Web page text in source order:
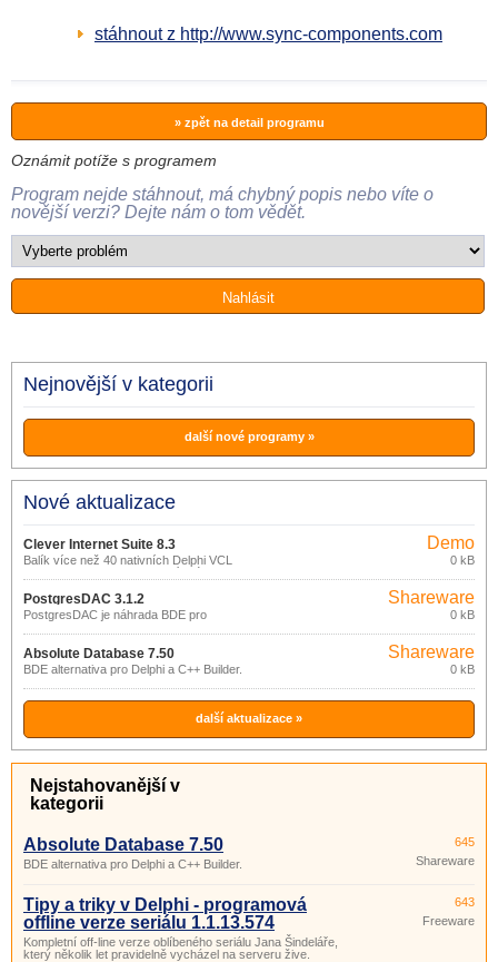
stáhnout z http://www.sync-components.com
» zpět na detail programu
Oznámit potíže s programem
Program nejde stáhnout, má chybný popis nebo víte o
novější verzi? Dejte nám o tom vědět.
Nejnovější v kategorii
další nové programy »
Nové aktualizace
Clever Internet Suite 8.3
Balík více než 40 nativních Delphi VCL
komponent pro aplikace vyvíjené v
Borland Delphi nebo C++Builder.
Demo
0 kB
PostgresDAC 3.1.2
PostgresDAC je náhrada BDE pro
Shareware
0 kB
Absolute Database 7.50
BDE alternativa pro Delphi a C++ Builder.
Shareware
0 kB
další aktualizace »
Nejstahovanější v
kategorii
Absolute Database 7.50
BDE alternativa pro Delphi a C++ Builder.
645
Shareware
Tipy a triky v Delphi - programová
offline verze seriálu 1.1.13.574
Kompletní off-line verze oblíbeného seriálu Jana Šindeláře,
který několik let pravidelně vycházel na serveru žive.
643
Freeware